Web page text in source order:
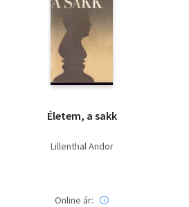
Szakkönyv
Szótár, nyelvkönyv
Tankönyv, segédkönyv
Társadalomtudomány
Természettudomány
Életem, a sakk
Lillenthal Andor
Online ár: